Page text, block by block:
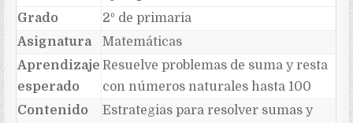
Grado
2º de primaria
Asignatura
Matemáticas
Aprendizaje
esperado
Resuelve problemas de suma y resta
con números naturales hasta 100
Contenido
Estrategias para resolver sumas y